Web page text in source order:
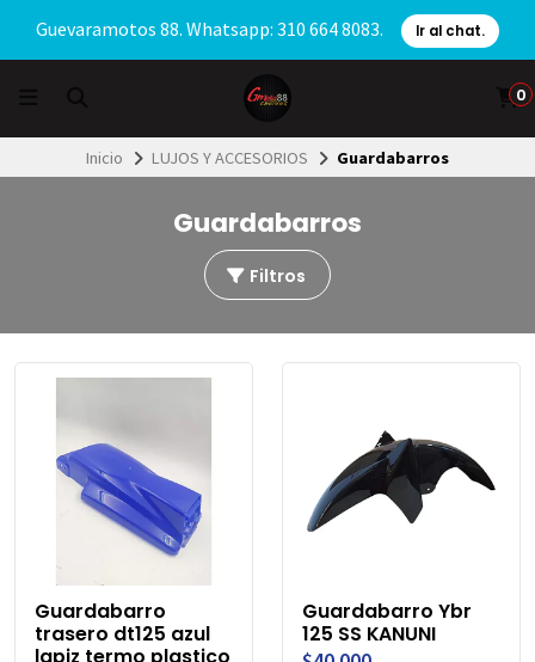
Guevaramotos 88. Whatsapp: 310 664 8083. Ir al chat.
0
Inicio LUJOS Y ACCESORIOS Guardabarros
Guardabarros
Filtros
Guardabarro
trasero dt125 azul
lapiz termo plastico
Guardabarro Ybr
125 SS KANUNI